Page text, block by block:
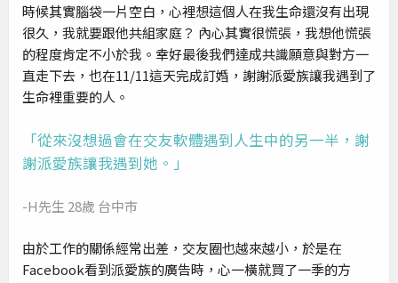
時候其實腦袋一片空白，心裡想這個人在我生命還沒有出現
很久，我就要跟他共組家庭？ 內心其實很慌張，我想他慌張
的程度肯定不小於我。幸好最後我們達成共識願意與對方一
直走下去，也在11/11這天完成訂婚，謝謝派愛族讓我遇到了
生命裡重要的人。
「從來沒想過會在交友軟體遇到人生中的另一半，謝
謝派愛族讓我遇到她。」
-H先生 28歲 台中市
由於工作的關係經常出差，交友圈也越來越小，於是在
Facebook看到派愛族的廣告時，心一橫就買了一季的方